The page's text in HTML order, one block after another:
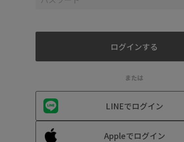
または
LINEでログイン
Appleでログイン